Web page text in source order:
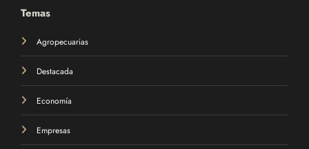
Temas
Agropecuarias
Destacada
Economía
Empresas